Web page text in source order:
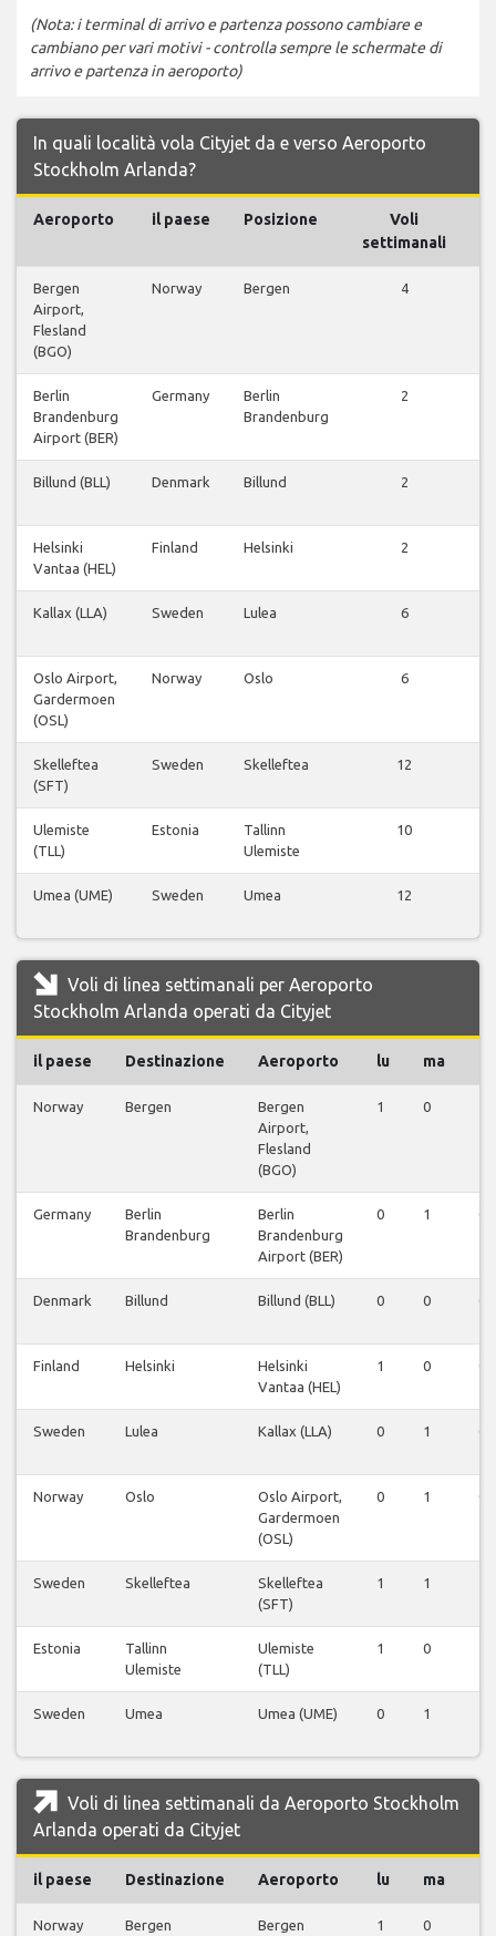
(Nota: i terminal di arrivo e partenza possono cambiare e
cambiano per vari motivi - controlla sempre le schermate di
arrivo e partenza in aeroporto)
In quali località vola Cityjet da e verso Aeroporto
Stockholm Arlanda?
Aeroporto il paese Posizione
Voli
settimanali
Bergen
Airport,
Flesland
(BGO)
Norway Bergen 4
Berlin
Brandenburg
Airport (BER)
Germany
Berlin
Brandenburg
2
Billund (BLL) Denmark Billund 2
Helsinki
Vantaa (HEL)
Finland Helsinki 2
Kallax (LLA) Sweden Lulea 6
Oslo Airport,
Gardermoen
(OSL)
Norway Oslo 6
Skelleftea
(SFT)
Sweden Skelleftea 12
Ulemiste
(TLL)
Estonia
Tallinn
Ulemiste
10
Umea (UME) Sweden Umea 12
Voli di linea settimanali per Aeroporto
Stockholm Arlanda operati da Cityjet
il paese Destinazione Aeroporto lu ma
Norway Bergen
Bergen
Airport,
Flesland
(BGO)
1 0
Germany
Berlin
Brandenburg
Berlin
Brandenburg
Airport (BER)
0 1 0
Denmark Billund Billund (BLL) 0 0 0
Finland Helsinki
Helsinki
Vantaa (HEL)
1 0 0
Sweden Lulea Kallax (LLA) 0 1 0
Norway Oslo
Oslo Airport,
Gardermoen
(OSL)
0 1 0
Sweden Skelleftea
Skelleftea
(SFT)
1 1
Estonia
Tallinn
Ulemiste
Ulemiste
(TLL)
1 0
Sweden Umea Umea (UME) 0 1
Voli di linea settimanali da Aeroporto Stockholm
Arlanda operati da Cityjet
il paese Destinazione Aeroporto lu ma
Norway Bergen Bergen 1 0